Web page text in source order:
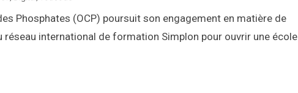
Phosphates (OCP) poursuit son engagement en matière de
réseau international de formation Simplon pour ouvrir une école